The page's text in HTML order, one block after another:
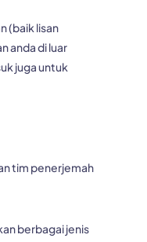
(baik lisan
anda di luar
juga untuk
tim penerjemah
berbagai jenis